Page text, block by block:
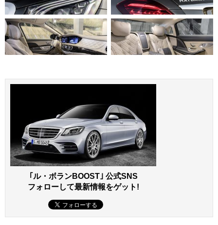
｢ル・ボランBOOST｣ 公式SNS
フォローして最新情報をゲット!